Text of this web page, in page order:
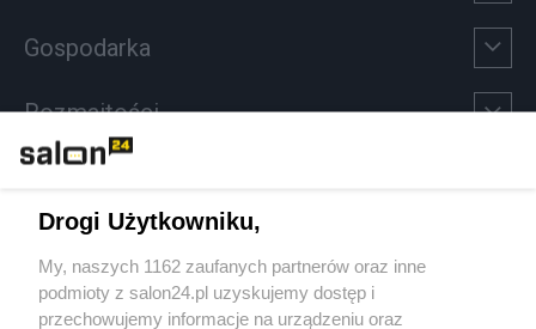
Gospodarka
Rozmaitości
Sport
Społeczeństwo
Drogi Użytkowniku,
My, naszych 1162 zaufanych partnerów oraz inne
podmioty z salon24.pl uzyskujemy dostęp i
przechowujemy informacje na urządzeniu oraz